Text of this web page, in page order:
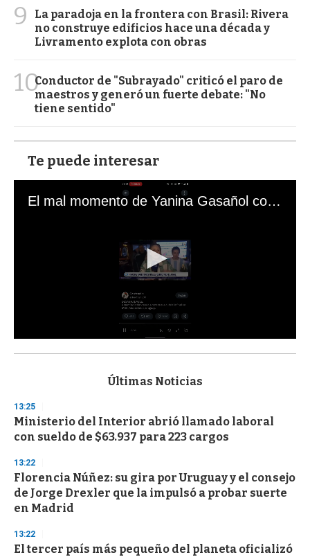
9
La paradoja en la frontera con Brasil: Rivera
no construye edificios hace una década y
Livramento explota con obras
10Conductor de "Subrayado" criticó el paro de
maestros y generó un fuerte debate: "No
tiene sentido"
Te puede interesar
El mal momento de Yanina Gasañol con un hincha argentino en "Subrayado"
s
d
s
o
f
3
s
e
c
o
d
s
Últimas Noticias
13:25
Ministerio del Interior abrió llamado laboral
con sueldo de $63.937 para 223 cargos
13:22
Florencia Núñez: su gira por Uruguay y el consejo
de Jorge Drexler que la impulsó a probar suerte
en Madrid
13:22
El tercer país más pequeño del planeta oficializó